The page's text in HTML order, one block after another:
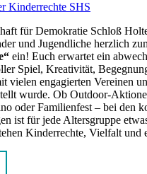
für Demokratie Schloß
und Jugendliche herzlich
ein! Euch erwartet ein
Spiel, Kreativität,
vielen engagierten Vereinen
wurde. Ob Outdoor-
oder Familienfest – bei den
ist für jede Altersgruppe
Kinderrechte, Vielfalt und